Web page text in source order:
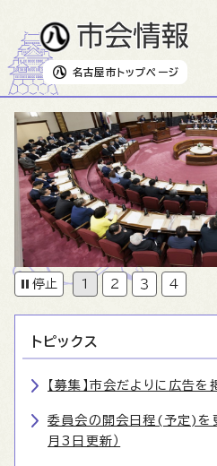
名古屋市 トップページ
トピックス
【募集】市会だよりに広告を
委員会の開会日程(予定)を
月3日更新）